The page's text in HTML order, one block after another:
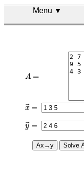
Menu ▼
A =
A
x =
x→
y =
y→